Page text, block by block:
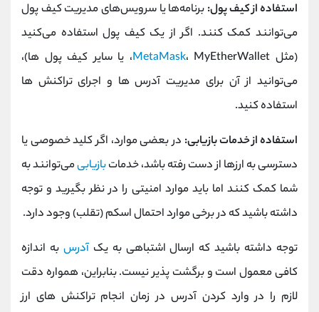
استفاده از کیف‌ پول: برنامه‌ها یا سرویس‌های مدیریت کیف‌ پول
می‌توانند کمک کنند. اگر از یک کیف‌ پول استفاده می‌کنید
(مثل
MetaMask، MyEtherWallet، یا سایر کیف‌ پول ها)،
می‌توانید از آن برای مدیریت آدرس‌ ها و اجرای تراکنش‌ ها
استفاده کنید.
استفاده از خدمات بازیابی: در بعضی موارد، اگر کلید خصوصی یا
دسترسی به ارزها از دست رفته باشد، خدماتبازیابیمی‌توانند به
شما کمک کنند اما باید موارد امنیتی را در نظر بگیرید و توجه
داشته باشید که در برخی موارد احتمال اسکم (تقلب) وجود دارد.
توجه داشته باشید که ارسال اشتباهی به یکآدرس به اندازه
کافی معمول است و برگشت‌ پذیر نیست. بنابراین، همواره دقت
لازم را در وارد کردن آدرس در زمان انجام تراکنش‌ های ارز